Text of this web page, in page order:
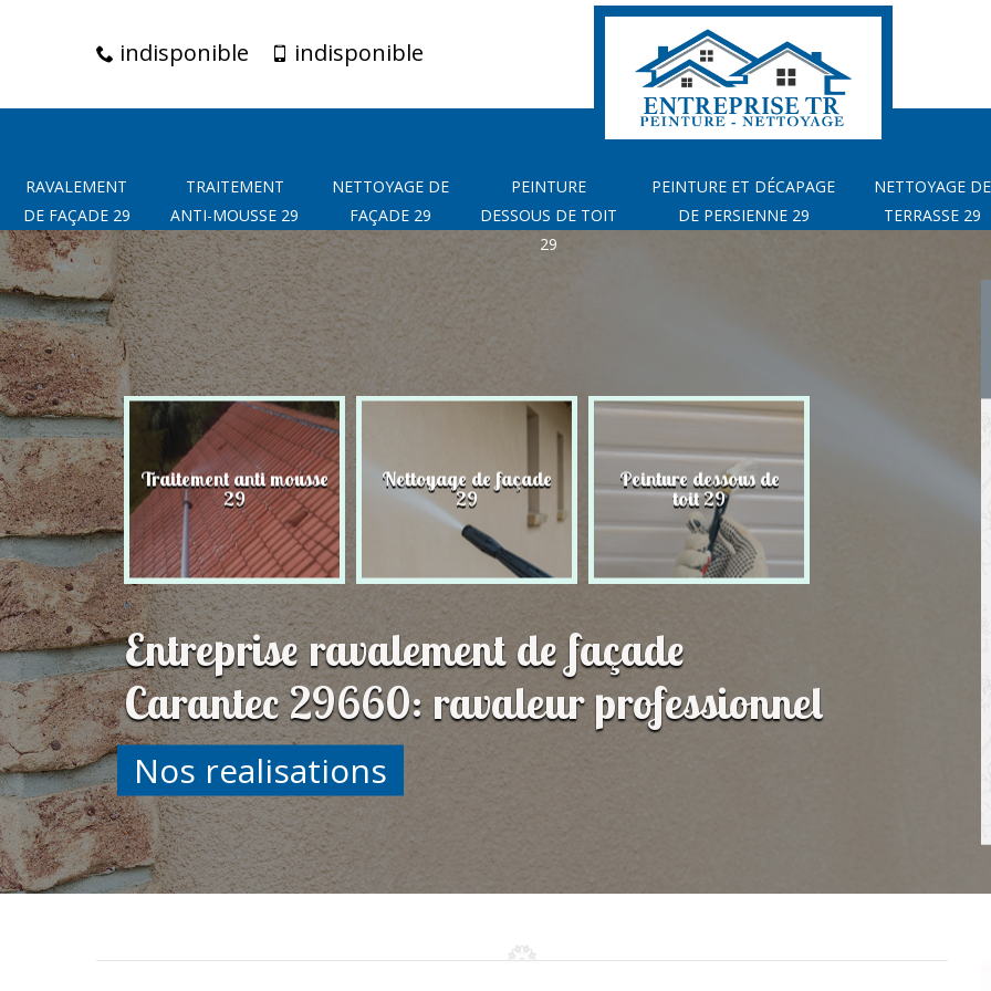
indisponible indisponible
RAVALEMENT
DE FAÇADE 29
TRAITEMENT
ANTI-MOUSSE 29
NETTOYAGE DE
FAÇADE 29
PEINTURE
DESSOUS DE TOIT
29
PEINTURE ET DÉCAPAGE
DE PERSIENNE 29
NETTOYAGE DE
TERRASSE 29
de façade Traitement anti mousse
29
Nettoyage de façade
29
Peinture dessous de
toit 29
Peinture et
Entreprise ravalement de façade
Carantec 29660: ravaleur professionnel
Nos realisations